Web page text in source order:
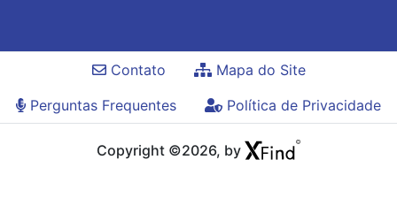
Contato
Mapa do Site
Perguntas Frequentes
Política de Privacidade
Copyright ©2026, by